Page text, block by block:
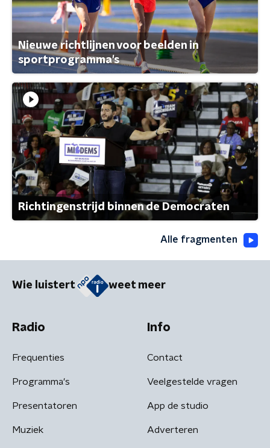
Nieuwe richtlijnen voor beelden in
sportprogramma's
Richtingenstrijd binnen de Democraten
Alle fragmenten
Wie luistert weet meer
Radio
Frequenties
Programma's
Presentatoren
Muziek
Info
Contact
Veelgestelde vragen
App de studio
Adverteren